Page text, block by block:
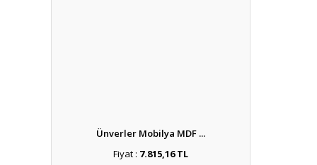
Ünverler Mobilya MDF ...
Fiyat : 7.815,16 TL